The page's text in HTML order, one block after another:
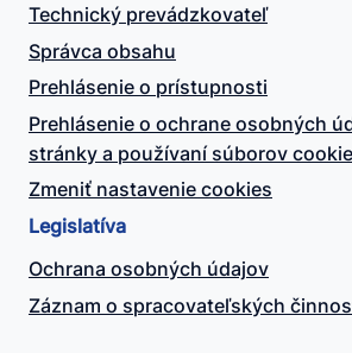
Technický prevádzkovateľ
Správca obsahu
Prehlásenie o prístupnosti
Prehlásenie o ochrane osobných
stránky a používaní súborov
Zmeniť nastavenie cookies
Legislatíva
Ochrana osobných údajov
Záznam o spracovateľských